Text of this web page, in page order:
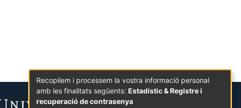
Recopilem i processem la vostra informació personal
amb les finalitats següents: Estadístic & Registre i
recuperació de contrasenya